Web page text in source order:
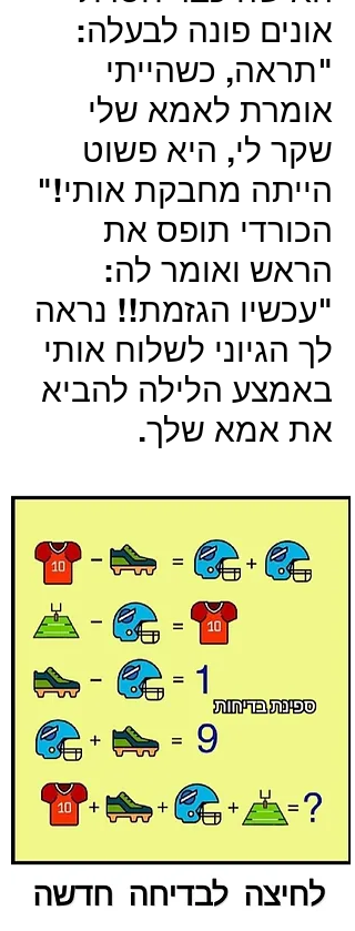
אונים פונה לבעלה:
"תראה, כשהייתי
אומרת לאמא שלי
שקר לי, היא פשוט
הייתה מחבקת אותי!"
הכורדי תופס את
הראש ואומר לה:
"עכשיו הגזמת!! נראה
לך הגיוני לשלוח אותי
באמצע הלילה להביא
את אמא שלך.